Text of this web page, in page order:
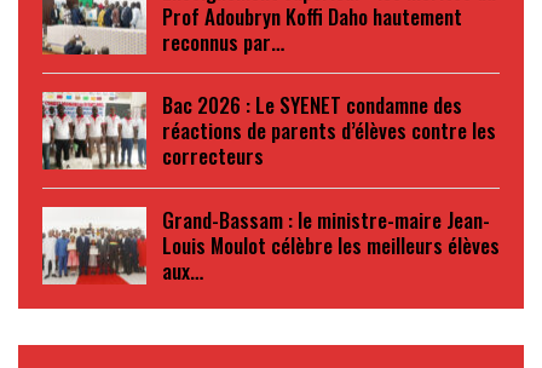
Prof Adoubryn Koffi Daho hautement
reconnus par…
Bac 2026 : Le SYENET condamne des
réactions de parents d’élèves contre les
correcteurs
Grand-Bassam : le ministre-maire Jean-
Louis Moulot célèbre les meilleurs élèves
aux…